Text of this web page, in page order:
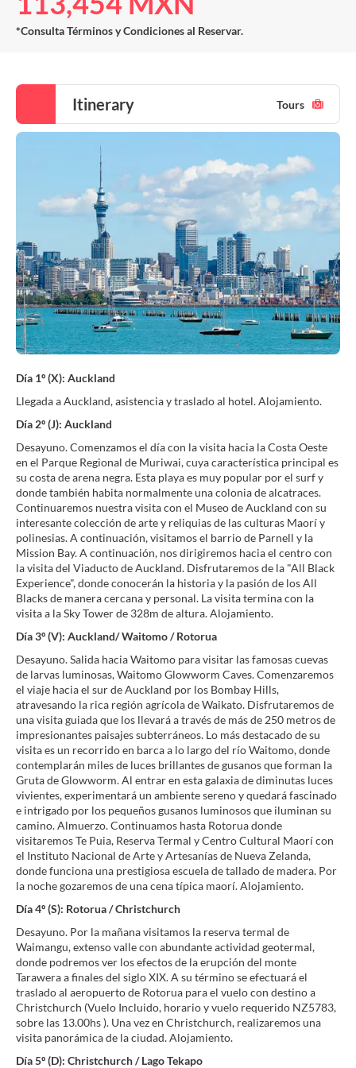
*Consulta Términos y Condiciones al Reservar.
Itinerary Tours
Día 1º (X): Auckland
Llegada a Auckland, asistencia y traslado al hotel. Alojamiento.
Día 2º (J): Auckland
Desayuno. Comenzamos el día con la visita hacia la Costa Oeste
en el Parque Regional de Muriwai, cuya característica principal es
su costa de arena negra. Esta playa es muy popular por el surf y
donde también habita normalmente una colonia de alcatraces.
Continuaremos nuestra visita con el Museo de Auckland con su
interesante colección de arte y reliquias de las culturas Maorí y
polinesias. A continuación, visitamos el barrio de Parnell y la
Mission Bay. A continuación, nos dirigiremos hacia el centro con
la visita del Viaducto de Auckland. Disfrutaremos de la "All Black
Experience", donde conocerán la historia y la pasión de los All
Blacks de manera cercana y personal. La visita termina con la
visita a la Sky Tower de 328m de altura. Alojamiento.
Día 3º (V): Auckland/ Waitomo / Rotorua
Desayuno. Salida hacia Waitomo para visitar las famosas cuevas
de larvas luminosas, Waitomo Glowworm Caves. Comenzaremos
el viaje hacia el sur de Auckland por los Bombay Hills,
atravesando la rica región agrícola de Waikato. Disfrutaremos de
una visita guiada que los llevará a través de más de 250 metros de
impresionantes paisajes subterráneos. Lo más destacado de su
visita es un recorrido en barca a lo largo del río Waitomo, donde
contemplarán miles de luces brillantes de gusanos que forman la
Gruta de Glowworm. Al entrar en esta galaxia de diminutas luces
vivientes, experimentará un ambiente sereno y quedará fascinado
e intrigado por los pequeños gusanos luminosos que iluminan su
camino. Almuerzo. Continuamos hasta Rotorua donde
visitaremos Te Puia, Reserva Termal y Centro Cultural Maorí con
el Instituto Nacional de Arte y Artesanías de Nueva Zelanda,
donde funciona una prestigiosa escuela de tallado de madera. Por
la noche gozaremos de una cena típica maorí. Alojamiento.
Día 4º (S): Rotorua / Christchurch
Desayuno. Por la mañana visitamos la reserva termal de
Waimangu, extenso valle con abundante actividad geotermal,
donde podremos ver los efectos de la erupción del monte
Tarawera a finales del siglo XIX. A su término se efectuará el
traslado al aeropuerto de Rotorua para el vuelo con destino a
Christchurch (Vuelo Incluido, horario y vuelo requerido NZ5783,
sobre las 13.00hs ). Una vez en Christchurch, realizaremos una
visita panorámica de la ciudad. Alojamiento.
Día 5º (D): Christchurch / Lago Tekapo